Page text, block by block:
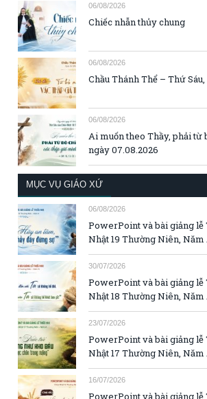
06/08/2026
Chiếc nhẫn thủy chung
06/08/2026
Chầu Thánh Thể – Thứ
06/08/2026
Ai muốn theo Thầy, phải từ
ngày 07.08.2026
MỤC VỤ GIÁO XỨ
06/08/2026
PowerPoint và bài giảng lễ
Nhật 19 Thường Niên, Năm
30/07/2026
PowerPoint và bài giảng lễ
Nhật 18 Thường Niên, Năm
23/07/2026
PowerPoint và bài giảng lễ
Nhật 17 Thường Niên, Năm
16/07/2026
PowerPoint và bài giảng lễ